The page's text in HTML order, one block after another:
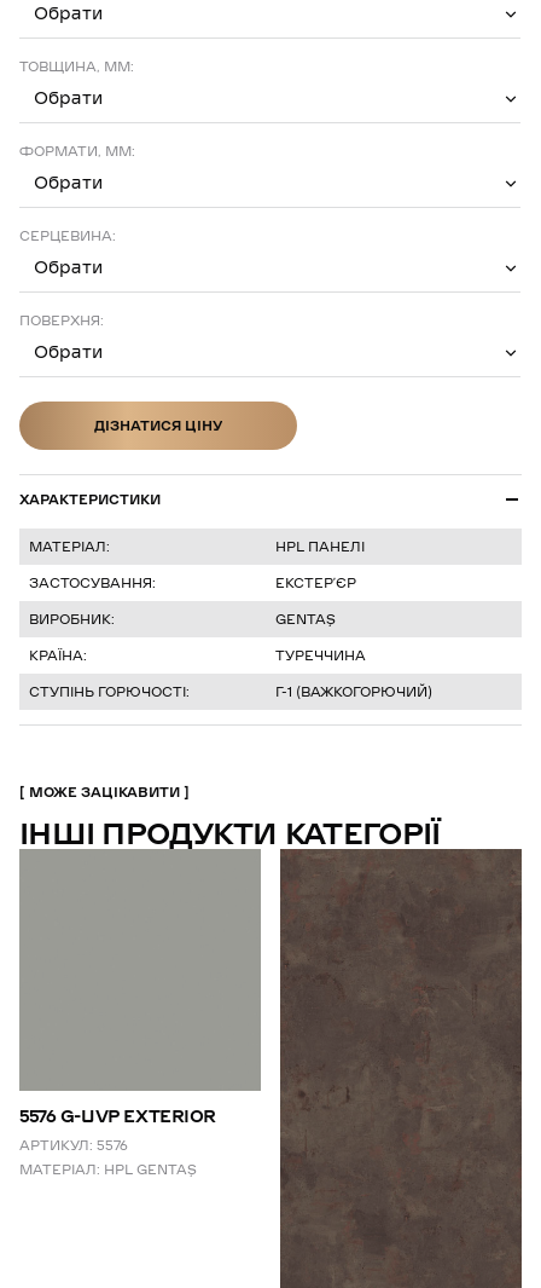
Обрати
ТОВЩИНА, ММ:
Обрати
ФОРМАТИ, ММ:
Обрати
СЕРЦЕВИНА:
Обрати
ПОВЕРХНЯ:
Обрати
ДІЗНАТИСЯ ЦІНУ
ХАРАКТЕРИСТИКИ
МАТЕРІАЛ:
HPL ПАНЕЛІ
ЗАСТОСУВАННЯ:
ЕКСТЕРʼЄР
ВИРОБНИК:
GENTAŞ
КРАЇНА:
ТУРЕЧЧИНА
СТУПІНЬ ГОРЮЧОСТІ:
Г-1 (ВАЖКОГОРЮЧИЙ)
МОЖЕ ЗАЦІКАВИТИ
ІНШІ ПРОДУКТИ КАТЕГОРІЇ
5576 G-UVP EXTERIOR
АРТИКУЛ: 5576
МАТЕРІАЛ: HPL GENTAŞ